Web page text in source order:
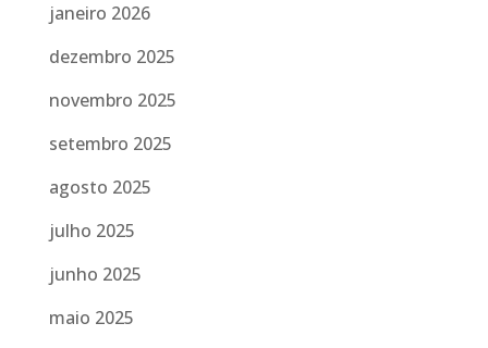
janeiro 2026
dezembro 2025
novembro 2025
setembro 2025
agosto 2025
julho 2025
junho 2025
maio 2025